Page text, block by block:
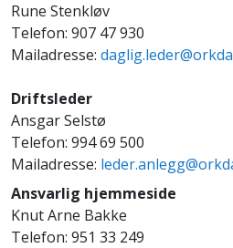
Rune Stenkløv
Telefon: 907 47 930
Mailadresse:
Driftsleder
Ansgar Selstø
Telefon: 994 69 500
Mailadresse:
Ansvarlig hjemmeside
Knut Arne Bakke
Telefon: 951 33 249